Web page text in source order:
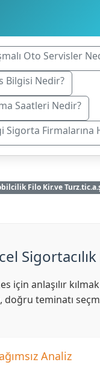
Oto Servisler
Bilgisi Nedir?
Saatleri Nedir?
Sigorta
Filo Kir.ve
için anlaşılır
teminatı
Analiz